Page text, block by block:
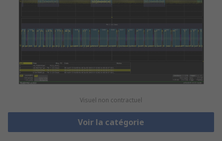
Visuel non contractuel
Voir la catégorie